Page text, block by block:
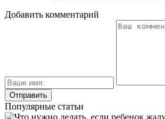
Добавить комментарий
Популярные статьи